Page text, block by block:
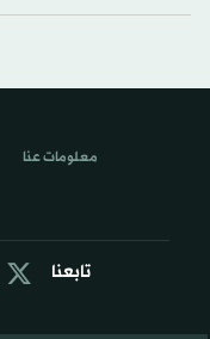
تابعنا
معلومات عنا